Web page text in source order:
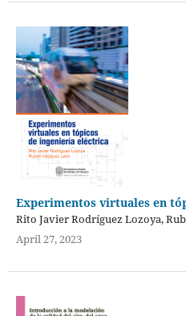
Experimentos virtuales en
Rito Javier Rodríguez Lozoya,
April 27, 2023